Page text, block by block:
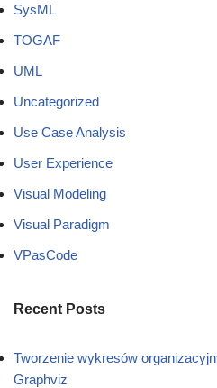
SysML
TOGAF
UML
Uncategorized
Use Case Analysis
User Experience
Visual Modeling
Visual Paradigm
VPasCode
Recent Posts
Tworzenie wykresów
Graphviz